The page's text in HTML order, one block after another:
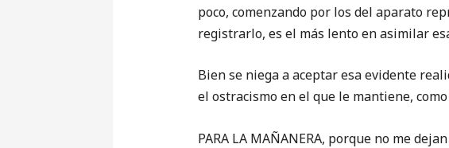
poco, comenzando por los del aparato
registrarlo, es el más lento en asimilar
Bien se niega a aceptar esa evidente
el ostracismo en el que le mantiene,
PARA LA MAÑANERA, porque no me